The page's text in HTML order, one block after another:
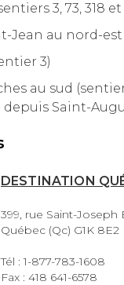
3, 73, 318 et
Jean au nord-est
3)
au sud
depuis Saint-
DESTINATION
399, rue Saint-Joseph
Québec (Qc) G1K 8E2
Tél : 1-877-783-1608
Fax : 418 641-6578